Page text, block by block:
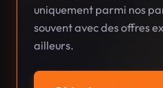
uniquement parmi nos
souvent avec des offres
ailleurs.